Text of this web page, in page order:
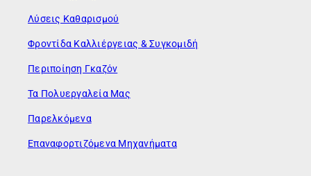
Λύσεις Καθαρισμού
Φροντίδα Καλλιέργειας & Συγκομιδή
Περιποίηση Γκαζόν
Τα Πολυεργαλεία Μας
Παρελκόμενα
Επαναφορτιζόμενα Μηχανήματα